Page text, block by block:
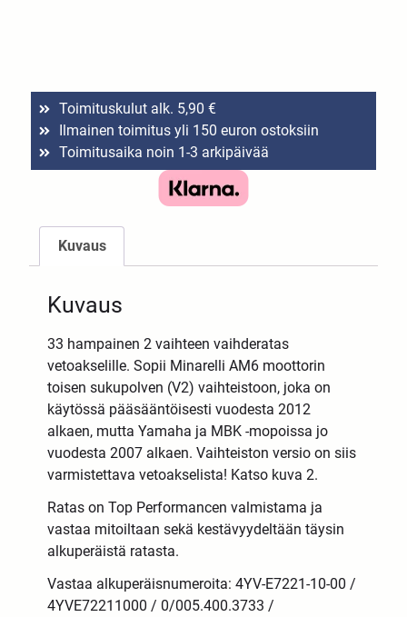
Toimituskulut alk. 5,90 €
Ilmainen toimitus yli 150 euron ostoksiin
Toimitusaika noin 1-3 arkipäivää
Kuvaus
Kuvaus
33 hampainen 2 vaihteen vaihderatas
vetoakselille. Sopii Minarelli AM6 moottorin
toisen sukupolven (V2) vaihteistoon, joka on
käytössä pääsääntöisesti vuodesta 2012
alkaen, mutta Yamaha ja MBK -mopoissa jo
vuodesta 2007 alkaen. Vaihteiston versio on siis
varmistettava vetoakselista! Katso kuva 2.
Ratas on Top Performancen valmistama ja
vastaa mitoiltaan sekä kestävyydeltään täysin
alkuperäistä ratasta.
Vastaa alkuperäisnumeroita: 4YV-E7221-10-00 /
4YVE72211000 / 0/005.400.3733 /